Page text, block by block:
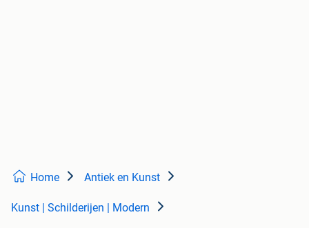
Home Antiek en Kunst
Kunst | Schilderijen | Modern